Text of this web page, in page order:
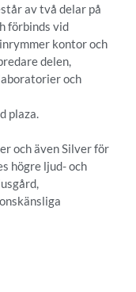
av två delar på
förbinds vid
kontor och
delen,
laboratorier och
plaza.
och även Silver för
högre ljud- och